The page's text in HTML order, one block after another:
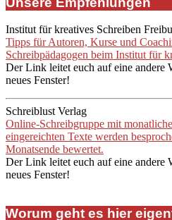
Institut für kreatives Schreiben
Tipps für Autoren, Kurse und
Schreibpädagogen beim Institut für
Der Link leitet euch auf eine andere
neues Fenster!
Schreiblust Verlag
Online-Schreibgruppe mit
eingereichten Texte werden
Monatsende bewertet.
Der Link leitet euch auf eine andere
neues Fenster!
Worum geht es hier